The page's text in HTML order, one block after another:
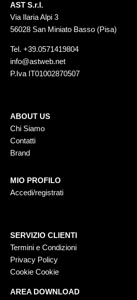
AST S.r.l.
Via Ilaria Alpi 3
56028 San Miniato Basso (Pisa)
Tel. +39.0571419804
info@astweb.net
P.Iva IT01002870507
ABOUT US
Chi Siamo
Contatti
Brand
MIO PROFILO
Accedi/registrati
SERVIZIO CLIENTI
Termini e Condizioni
Privacy Policy
Cookie Cookie
AREA DOWNLOAD